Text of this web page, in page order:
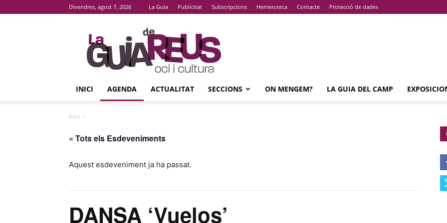
Divendres, agost 7, 2026 La Guia Publicitat Subscripcions Hemeroteca Contacte Protecció de dades
La
Guia
De
Reus
INICI AGENDA ACTUALITAT SECCIONS ON MENGEM? LA GUIA DEL CAMP
Inici
« Tots els Esdeveniments
Aquest esdeveniment ja ha passat.
DANSA ‘Vuelos’